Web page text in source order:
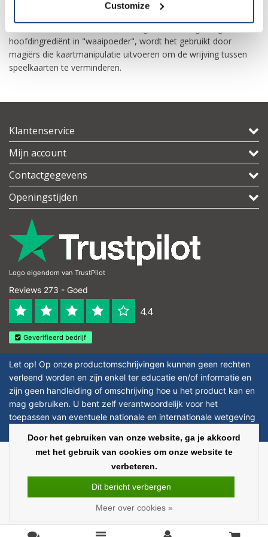
Customize
hoofdingrediënt in "waaipoeder", wordt het gebruikt door
magiërs die kaartmanipulatie uitvoeren om de wrijving tussen
speelkaarten te verminderen.
Klantenservice
Mijn account
Contactgegevens
Openingstijden
Logo eigendom van TrustPilot
Reviews 273 - Goed
4.4
Geverifieerd bedrijf
Let op! Op onze productomschrijvingen kunnen geen rechten
verleend worden en zijn enkel ter educatie en/of informatie en
zijn geen handleiding of omschrijving hoe u het product kan en
mag gebruiken. U bent zelf verantwoordelijk voor het
toepassen van eventuele nationale en internationale wetgeving
Copyright © 2026 - Laboratorium Discounter - All rights reserved - Theme by
Alle bedragen zijn exclusief BTW
Door het gebruiken van onze website, ga je akkoord
met het gebruik van cookies om onze website te
verbeteren.
Dit bericht verbergen
Meer over cookies »